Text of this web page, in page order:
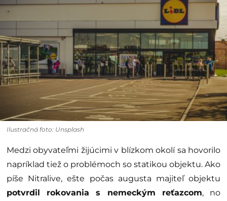
Ilustračná foto: Unsplash
Medzi obyvateľmi žijúcimi v blízkom okolí sa hovorilo
napríklad tiež o problémoch so statikou objektu. Ako
píše Nitralive, ešte počas augusta majiteľ objektu
potvrdil rokovania s nemeckým reťazcom, no